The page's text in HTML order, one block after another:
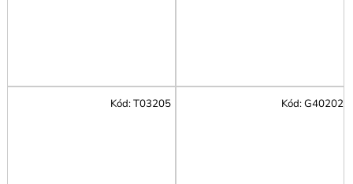
Kód:T03205 Kód:G40202